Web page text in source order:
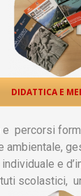
DIDATTICA E
e percorsi
ambientale,
e
scolastici,